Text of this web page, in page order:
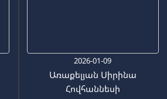
2026-01-09
Առաքելյան Սիրինա
Հովհաննեսի